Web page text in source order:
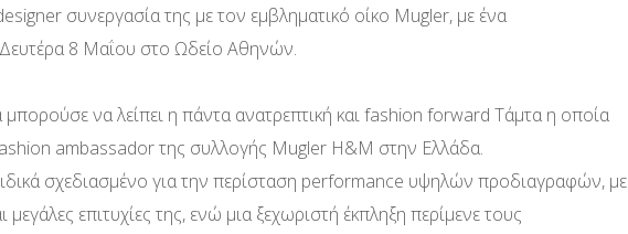
συνεργασία της με τον εμβληματικό οίκο Mugler, με ένα
8 Μαΐου στο Ωδείο Αθηνών.
να λείπει η πάντα ανατρεπτική και fashion forward Τάμτα η οποία
ambassador της συλλογής Mugler H&M στην Ελλάδα.
σχεδιασμένο για την περίσταση performance υψηλών προδιαγραφών, με
επιτυχίες της, ενώ μια ξεχωριστή έκπληξη περίμενε τους